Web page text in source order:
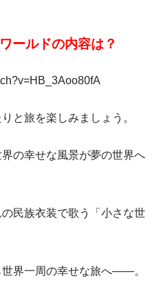
ールドの内容は？
と旅を楽しみましょう。
の幸せな風景が夢の世界へ
民族衣装で歌う「小さな世
界一周の幸せな旅へ――。